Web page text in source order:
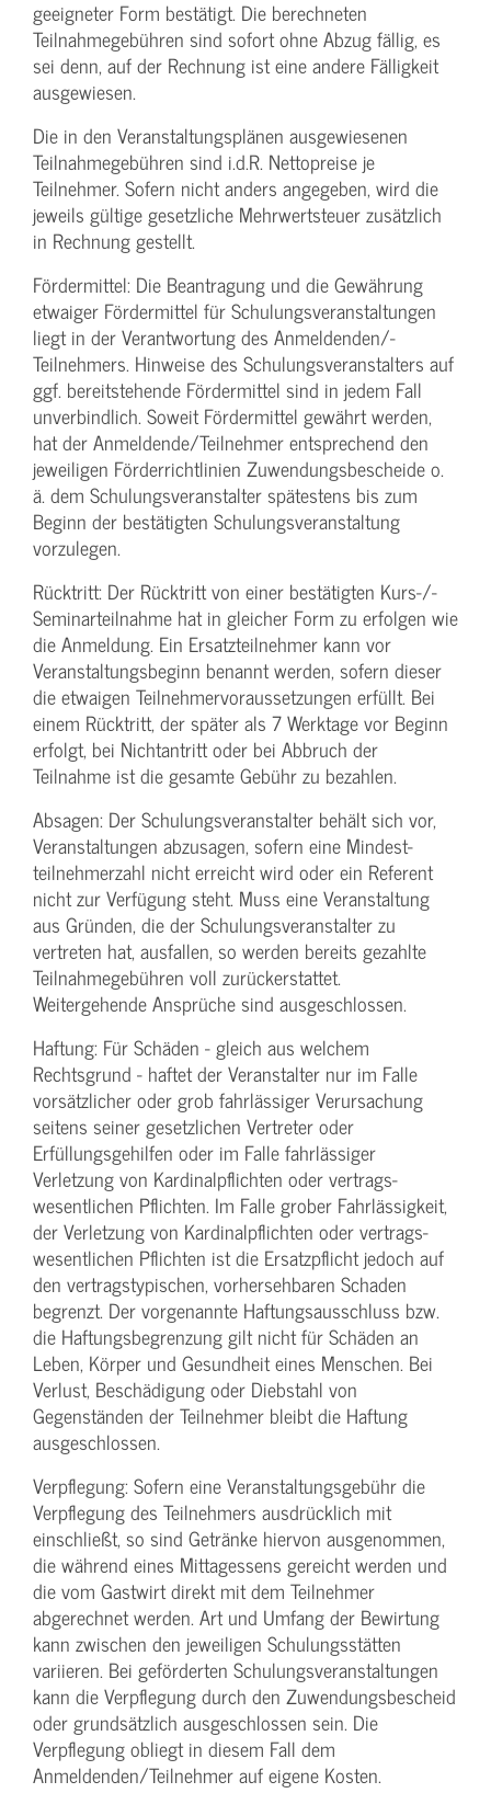
geeigneter Form bestätigt. Die berechneten
Teilnahmegebühren sind sofort ohne Abzug fällig, es
sei denn, auf der Rechnung ist eine andere Fälligkeit
ausgewiesen.
Die in den Veranstaltungsplänen ausgewiesenen
Teilnahmegebühren sind i.d.R. Nettopreise je
Teilnehmer. Sofern nicht anders angegeben, wird die
jeweils gültige gesetzliche Mehrwertsteuer zusätzlich
in Rechnung gestellt.
Fördermittel: Die Beantragung und die Gewährung
etwaiger Fördermittel für Schulungs­veranstaltungen
liegt in der Verantwortung des Anmeldenden/­
Teilnehmers. Hinweise des Schulungs­veranstalters auf
ggf. bereitstehende Fördermittel sind in jedem Fall
unverbindlich. Soweit Fördermittel gewährt werden,
hat der Anmeldende/­Teilnehmer entsprechend den
jeweiligen Förderrichtlinien Zuwendungs­bescheide o.
ä. dem Schulungs­veranstalter spätestens bis zum
Beginn der bestätigten Schulungs­veranstaltung
vorzulegen.
Rücktritt: Der Rücktritt von einer bestätigten Kurs-/­
Seminarteilnahme hat in gleicher Form zu erfolgen wie
die Anmeldung. Ein Ersatzteilnehmer kann vor
Veranstaltungs­beginn benannt werden, sofern dieser
die etwaigen Teilnehmer­voraussetzungen erfüllt. Bei
einem Rücktritt, der später als 7 Werktage vor Beginn
erfolgt, bei Nichtantritt oder bei Abbruch der
Teilnahme ist die gesamte Gebühr zu bezahlen.
Absagen: Der Schulungs­veranstalter behält sich vor,
Veranstaltungen abzusagen, sofern eine Mindest­
teilnehmerzahl nicht erreicht wird oder ein Referent
nicht zur Verfügung steht. Muss eine Veranstaltung
aus Gründen, die der Schulungs­veranstalter zu
vertreten hat, ausfallen, so werden bereits gezahlte
Teilnahme­gebühren voll zurückerstattet.
Weitergehende Ansprüche sind ausgeschlossen.
Haftung: Für Schäden - gleich aus welchem
Rechtsgrund - haftet der Veranstalter nur im Falle
vorsätzlicher oder grob fahrlässiger Verursachung
seitens seiner gesetzlichen Vertreter oder
Erfüllungsgehilfen oder im Falle fahrlässiger
Verletzung von Kardinalpflichten oder vertrags­
wesentlichen Pflichten. Im Falle grober Fahrlässigkeit,
der Verletzung von Kardinalpflichten oder vertrags­
wesentlichen Pflichten ist die Ersatzpflicht jedoch auf
den vertragstypischen, vorhersehbaren Schaden
begrenzt. Der vorgenannte Haftungs­ausschluss bzw.
die Haftungs­begrenzung gilt nicht für Schäden an
Leben, Körper und Gesundheit eines Menschen. Bei
Verlust, Beschädigung oder Diebstahl von
Gegenständen der Teilnehmer bleibt die Haftung
ausgeschlossen.
Verpflegung: Sofern eine Veranstaltungs­gebühr die
Verpflegung des Teilnehmers ausdrücklich mit
einschließt, so sind Getränke hiervon ausgenommen,
die während eines Mittagessens gereicht werden und
die vom Gastwirt direkt mit dem Teilnehmer
abgerechnet werden. Art und Umfang der Bewirtung
kann zwischen den jeweiligen Schulungsstätten
variieren. Bei geförderten Schulungs­veranstaltungen
kann die Verpflegung durch den Zuwendungs­bescheid
oder grundsätzlich ausgeschlossen sein. Die
Verpflegung obliegt in diesem Fall dem
Anmeldenden/­Teilnehmer auf eigene Kosten.